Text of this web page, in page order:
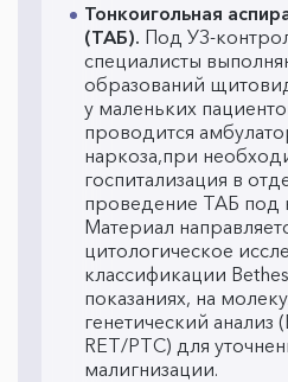
Тонкоигольная
(ТАБ). Под УЗ-
специалисты
образований
у маленьких
проводится
наркоза,при
госпитализация в
проведение ТАБ под
Материал
цитологическое
классификации
показаниях, на
генетический анализ
RET/PTC) для
малигнизации.